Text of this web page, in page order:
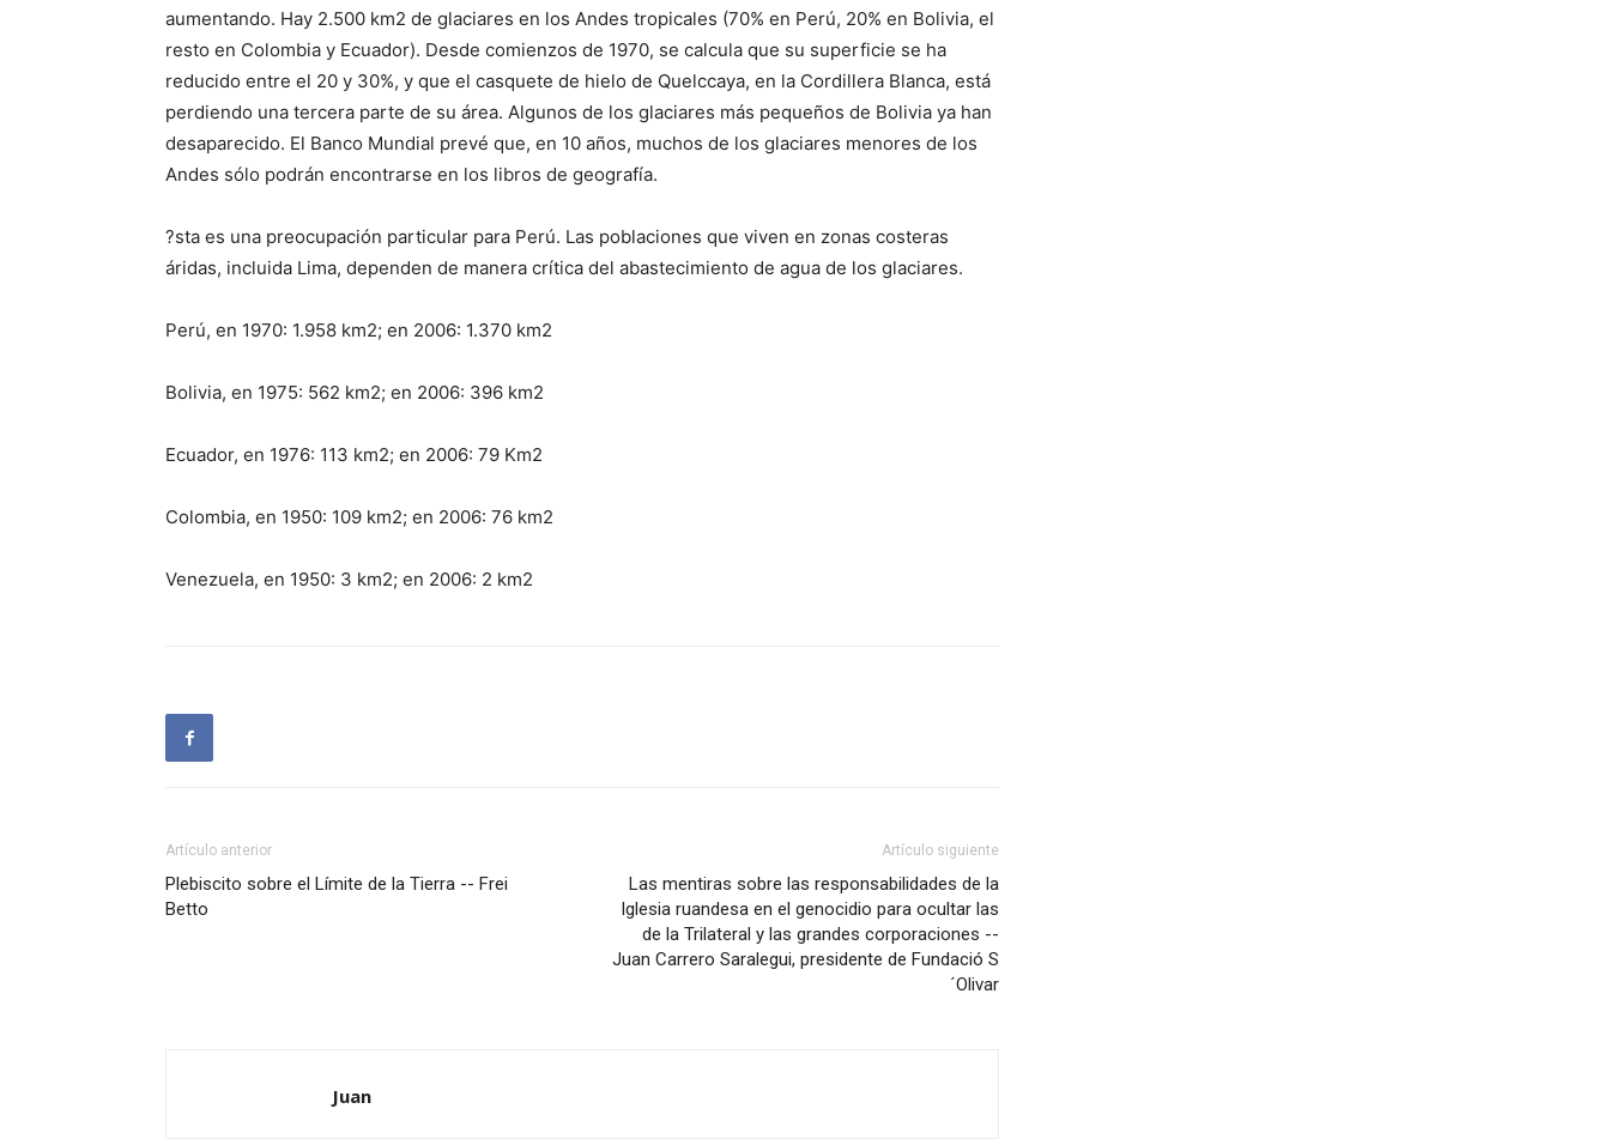
aumentando. Hay 2.500 km2 de glaciares en los Andes tropicales (70% en Perú, 20% en Bolivia, el
resto en Colombia y Ecuador). Desde comienzos de 1970, se calcula que su superficie se ha
reducido entre el 20 y 30%, y que el casquete de hielo de Quelccaya, en la Cordillera Blanca, está
perdiendo una tercera parte de su área. Algunos de los glaciares más pequeños de Bolivia ya han
desaparecido. El Banco Mundial prevé que, en 10 años, muchos de los glaciares menores de los
Andes sólo podrán encontrarse en los libros de geografía.
?sta es una preocupación particular para Perú. Las poblaciones que viven en zonas costeras
áridas, incluida Lima, dependen de manera crítica del abastecimiento de agua de los glaciares.
Perú, en 1970: 1.958 km2; en 2006: 1.370 km2
Bolivia, en 1975: 562 km2; en 2006: 396 km2
Ecuador, en 1976: 113 km2; en 2006: 79 Km2
Colombia, en 1950: 109 km2; en 2006: 76 km2
Venezuela, en 1950: 3 km2; en 2006: 2 km2
Artículo anterior
Plebiscito sobre el Límite de la Tierra -- Frei
Betto
Artículo siguiente
Las mentiras sobre las responsabilidades de la
Iglesia ruandesa en el genocidio para ocultar las
de la Trilateral y las grandes corporaciones --
Juan Carrero Saralegui, presidente de Fundació S
´Olivar
Juan